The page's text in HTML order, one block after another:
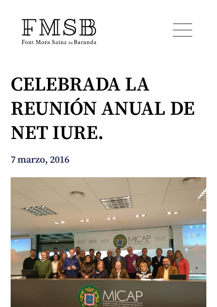
Inicio
Font Mora Sainz de Baranda
Servicios
Noticias
¿En qué podemos ayudarte?
CELEBRADA LA
REUNIÓN ANUAL DE
NET IURE.
7 marzo, 2016